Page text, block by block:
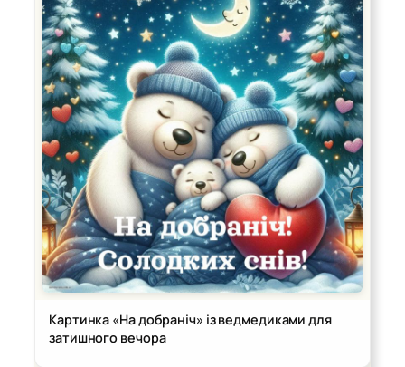
Картинка «На добраніч» із ведмедиками для
затишного вечора